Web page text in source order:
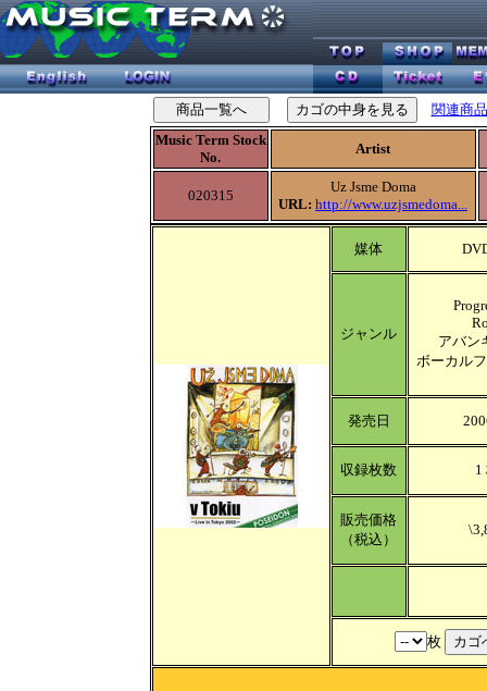
関連商
Music Term Stock
No.
Artist
020315
Uz Jsme Doma
URL: http://www.uzjsmedoma...
媒体
ジャンル
アバン
ボーカル
発売日
収録枚数 1
販売価格
（税込）
枚